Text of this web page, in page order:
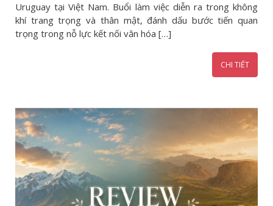
Uruguay tại Việt Nam. Buổi làm việc diễn ra trong không
khí trang trọng và thân mật, đánh dấu bước tiến quan
trọng trong nỗ lực kết nối văn hóa […]
CHI TIẾT